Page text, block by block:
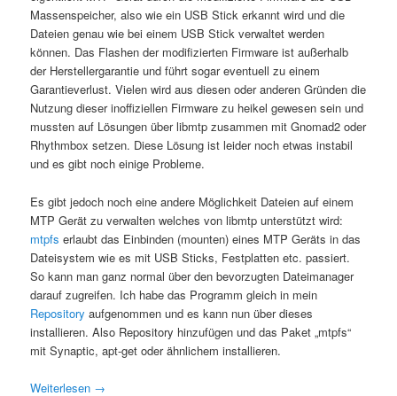
Massenspeicher, also wie ein USB Stick erkannt wird und die
Dateien genau wie bei einem USB Stick verwaltet werden
können. Das Flashen der modifizierten Firmware ist außerhalb
der Herstellergarantie und führt sogar eventuell zu einem
Garantieverlust. Vielen wird aus diesen oder anderen Gründen die
Nutzung dieser inoffiziellen Firmware zu heikel gewesen sein und
mussten auf Lösungen über libmtp zusammen mit Gnomad2 oder
Rhythmbox setzen. Diese Lösung ist leider noch etwas instabil
und es gibt noch einige Probleme.
Es gibt jedoch noch eine andere Möglichkeit Dateien auf einem
MTP Gerät zu verwalten welches von libmtp unterstützt wird:
mtpfs erlaubt das Einbinden (mounten) eines MTP Geräts in das
Dateisystem wie es mit USB Sticks, Festplatten etc. passiert.
So kann man ganz normal über den bevorzugten Dateimanager
darauf zugreifen. Ich habe das Programm gleich in mein
Repository aufgenommen und es kann nun über dieses
installieren. Also Repository hinzufügen und das Paket „mtpfs“
mit Synaptic, apt-get oder ähnlichem installieren.
Weiterlesen →